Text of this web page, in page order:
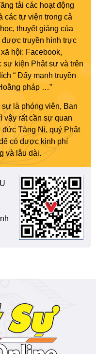
tải các hoạt động
các tự viện trong cả
thuyết giảng của
truyền hình trực
hội: Facebook,
sự kiện Phật sự và trên
“ Đẩy mạnh truyền
pháp …”
là phóng viên, Ban
vậy rất cần sự quan
Tăng Ni, quý Phật
có được kinh phí
và lâu dài.